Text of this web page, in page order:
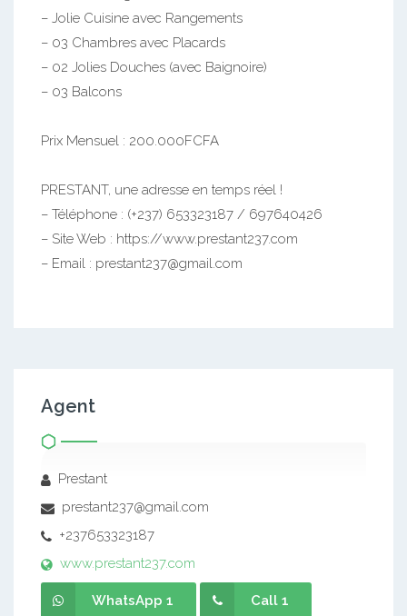
– Jolie Cuisine avec Rangements
– 03 Chambres avec Placards
– 02 Jolies Douches (avec Baignoire)
– 03 Balcons
Prix Mensuel : 200.000FCFA
PRESTANT, une adresse en temps réel !
– Téléphone : (+237) 653323187 / 697640426
– Site Web : https://www.prestant237.com
– Email : prestant237@gmail.com
Agent
Prestant
prestant237@gmail.com
+237653323187
www.prestant237.com
WhatsApp 1 Call 1